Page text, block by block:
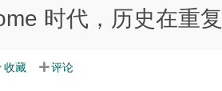
时代，历史在重
收藏 评论